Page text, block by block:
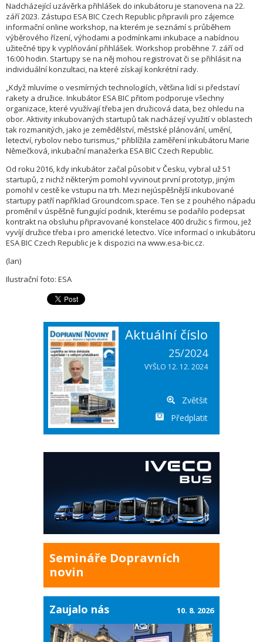
Nadcházející uzávěrka přihlášek do inkubátoru je stanovena na 22.
září 2023. Zástupci ESA BIC Czech Republic připravili pro zájemce
informační online workshop, na kterém je seznámí s průběhem
výběrového řízení, výhodami a podmínkami inkubace a nabídnou
užitečné tipy k vyplňování přihlášek. Workshop proběhne 7. září od
16:00 hodin. Startupy se na něj mohou registrovat či se přihlásit na
individuální konzultaci, na které získají konkrétní rady.
„Když mluvíme o vesmírných technologiích, většina lidí si představí
rakety a družice. Inkubátor ESA BIC přitom podporuje všechny
organizace, které využívají třeba jen družicová data, bez ohledu na
obor. Aktivity inkubovaných startupů tak nacházejí využití v oblastech
tak rozmanitých, jako je zemědělství, městské plánování, umění,
letectví, rybolov nebo turismus,“ přiblížila zaměření inkubátoru Marie
Němečková, inkubační manažerka ESA BIC Czech Republic.
Od roku 2016, kdy inkubátor začal působit v Česku, vybral už 51
startupů, z nichž některým pomohl vyvinout první prototyp, jiným
pomohl v cestě ke vstupu na trh. Mezi nejúspěšnější inkubované
startupy patří například Groundcom.space. Ten se z pouhého nápadu
proměnil v úspěšně fungující podnik, kterému se podařilo podepsat
kontrakt na obsluhu připravované konstelace 400 družic s firmou, jež
vyvíjí družice třeba i pro americké letectvo. Více informací o inkubátoru
ESA BIC Czech Republic je k dispozici na www.esa-bic.cz.
(lan)
Ilustrační foto: ESA
Aktuální číslo
25/2024
VYŠLO 12. 12. 2024
Zvětšit
Předplatit
Semináře Dopravních
novin
Zaujalo nás 10. 8. 2026